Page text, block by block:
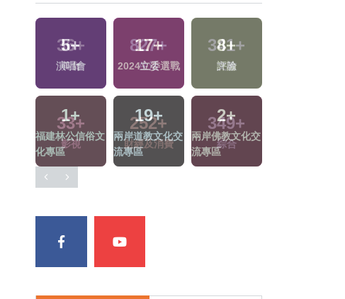
5+
演唱會
17+
2024立委選戰
8+
評論
1+
福建林公信俗文
化專區
19+
兩岸道教文化交
流專區
2+
兩岸佛教文化交
流專區